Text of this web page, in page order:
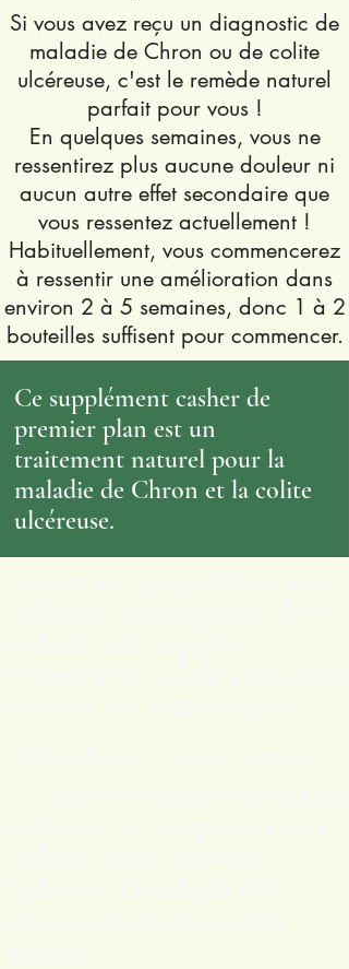
Si vous avez reçu un diagnostic de
maladie de Chron ou de colite
ulcéreuse, c'est le remède naturel
parfait pour vous !
En quelques semaines, vous ne
ressentirez plus aucune douleur ni
aucun autre effet secondaire que
vous ressentez actuellement !
Habituellement, vous commencerez
à ressentir une amélioration dans
environ 2 à 5 semaines, donc 1 à 2
bouteilles suffisent pour commencer.
Ce supplément casher de
premier plan est un
traitement naturel pour la
maladie de Chron et la colite
ulcéreuse.